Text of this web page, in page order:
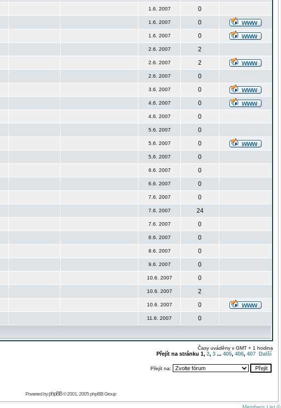
1.6. 2007
0
1.6. 2007
0
1.6. 2007
0
2.6. 2007
2
2.6. 2007
2
2.6. 2007
0
3.6. 2007
0
4.6. 2007
0
4.6. 2007
0
5.6. 2007
0
5.6. 2007
0
5.6. 2007
0
6.6. 2007
0
6.6. 2007
0
7.6. 2007
0
7.6. 2007
24
7.6. 2007
0
8.6. 2007
0
8.6. 2007
0
9.6. 2007
0
10.6. 2007
0
10.6. 2007
2
10.6. 2007
0
11.6. 2007 0
Časy uváděny v GMT + 1 hodina
Přejít na stránku 1, 2, 3 ... 405, 406, 407 Další
Přejít na:
Powered byphpBB© 2001, 2005 phpBB Group